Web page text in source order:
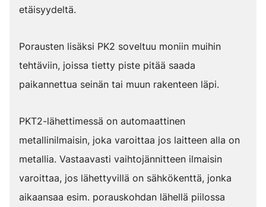
etäisyydeltä.
Porausten lisäksi PK2 soveltuu moniin muihin
tehtäviin, joissa tietty piste pitää saada
paikannettua seinän tai muun rakenteen läpi.
PKT2-lähettimessä on automaattinen
metallinilmaisin, joka varoittaa jos laitteen alla on
metallia. Vastaavasti vaihtojännitteen ilmaisin
varoittaa, jos lähettyvillä on sähkökenttä, jonka
aikaansaa esim. porauskohdan lähellä piilossa